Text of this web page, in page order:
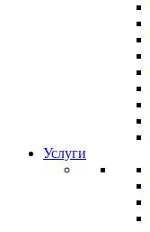
Услуги